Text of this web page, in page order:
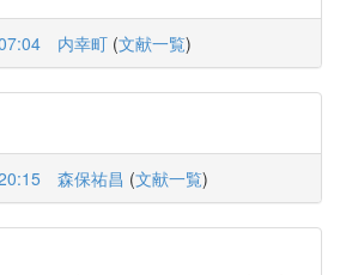
内幸町 (文献一覧)
森保祐昌 (文献一覧)